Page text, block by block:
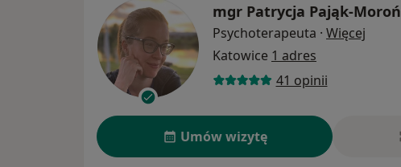
mgr Patrycja Pająk-Moroń
Psychoterapeuta · Więcej
Katowice 1 adres
41 opinii
Umów wizytę